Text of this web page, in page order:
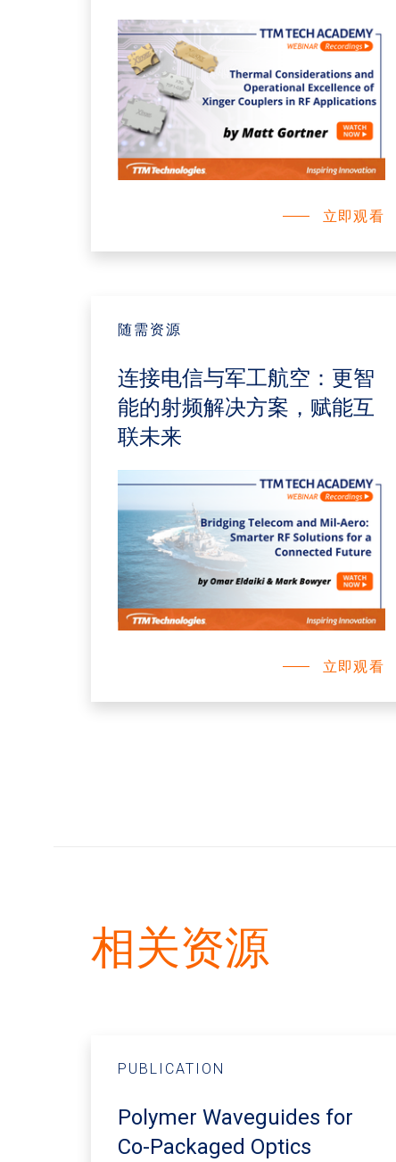
立即观看
随需资源
连接电信与军工航空：更智
能的射频解决方案，赋能互
联未来
立即观看
相关资源
PUBLICATION
Polymer Waveguides for
Co-Packaged Optics